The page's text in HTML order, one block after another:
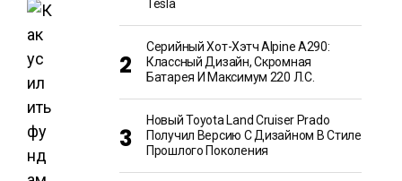
Tesla
Серийный Хот-Хэтч Alpine A290:
Классный Дизайн, Скромная
Батарея И Максимум 220 Л.с.
Новый Toyota Land Cruiser Prado
Получил Версию С Дизайном В Стиле
Прошлого Поколения